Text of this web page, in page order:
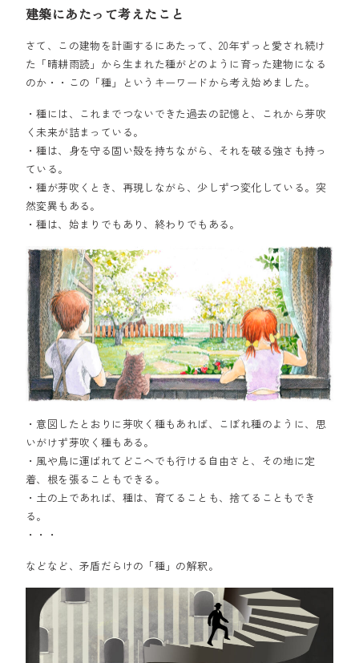
建築にあたって考えたこと
さて、この建物を計画するにあたって、20年ずっと愛され続け
た「晴耕雨読」から生まれた種がどのように育った建物になる
のか・・この「種」というキーワードから考え始めました。
・種には、これまでつないできた過去の記憶と、これから芽吹
く未来が詰まっている。
・種は、身を守る固い殻を持ちながら、それを破る強さも持っ
ている。
・種が芽吹くとき、再現しながら、少しずつ変化している。突
然変異もある。
・種は、始まりでもあり、終わりでもある。
・意図したとおりに芽吹く種もあれば、こぼれ種のように、思
いがけず芽吹く種もある。
・風や鳥に運ばれてどこへでも行ける自由さと、その地に定
着、根を張ることもできる。
・土の上であれば、種は、育てることも、捨てることもでき
る。
・・・
などなど、矛盾だらけの「種」の解釈。